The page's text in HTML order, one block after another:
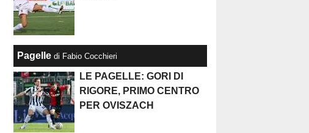
Pagelle di Fabio Cocchieri
LE PAGELLE: GORI DI
RIGORE, PRIMO CENTRO
PER OVISZACH